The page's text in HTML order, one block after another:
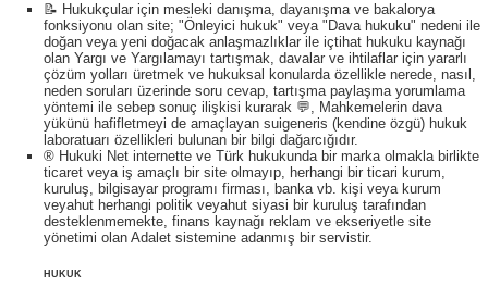
📝 Hukukçular için mesleki danışma, dayanışma ve bakalorya
fonksiyonu olan site; "Önleyici hukuk" veya "Dava hukuku" nedeni ile
doğan veya yeni doğacak anlaşmazlıklar ile içtihat hukuku kaynağı
olan Yargı ve Yargılamayı tartışmak, davalar ve ihtilaflar için yararlı
çözüm yolları üretmek ve hukuksal konularda özellikle nerede, nasıl,
neden soruları üzerinde soru cevap, tartışma paylaşma yorumlama
yöntemi ile sebep sonuç ilişkisi kurarak 💬, Mahkemelerin dava
yükünü hafifletmeyi de amaçlayan suigeneris (kendine özgü) hukuk
laboratuarı özellikleri bulunan bir bilgi dağarcığıdır.
® Hukuki Net internette ve Türk hukukunda bir marka olmakla birlikte
ticaret veya iş amaçlı bir site olmayıp, herhangi bir ticari kurum,
kuruluş, bilgisayar programı firması, banka vb. kişi veya kurum
veyahut herhangi politik veyahut siyasi bir kuruluş tarafından
desteklenmemekte, finans kaynağı reklam ve ekseriyetle site
yönetimi olan Adalet sistemine adanmış bir servistir.
HUKUK